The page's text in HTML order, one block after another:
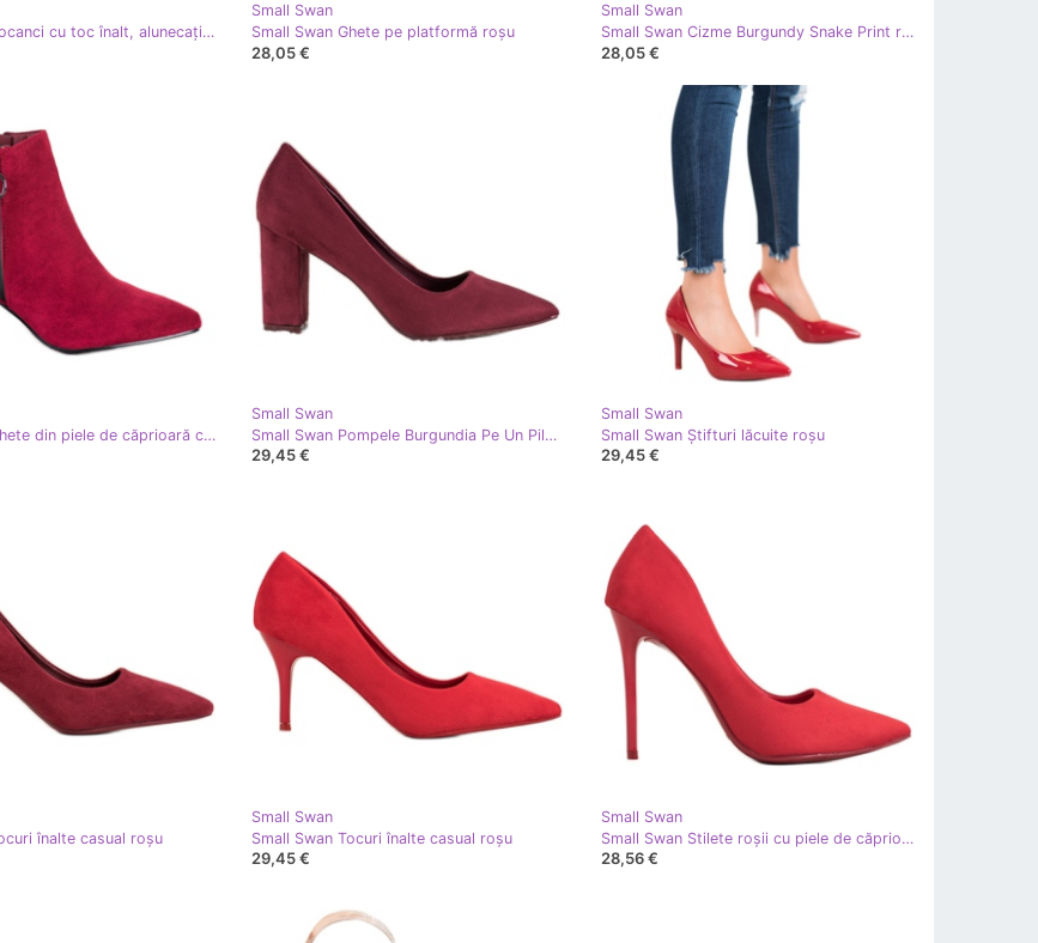
Small Swan Bocanci cu toc înalt, alunecați roşu
Small Swan
Small Swan Ghete pe platformă roşu
28,05 €
Small Swan
Small Swan Cizme Burgundy Snake Print roşu
28,05 €
Small Swan Ghete din piele de căprioară cu fermoar roşu
Small Swan
Small Swan Pompele Burgundia Pe Un Pilon roşu multicolor
29,45 €
Small Swan
Small Swan Știfturi lăcuite roşu
29,45 €
înalte casual roşu
Small Swan
Small Swan Tocuri înalte casual roşu
29,45 €
Small Swan
Small Swan Stilete roșii cu piele de căprioară roşu
28,56 €